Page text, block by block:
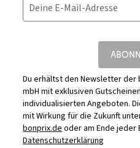
Deine E-Mail-Adresse
Du erhältst den Newsletter der
mbH mit exklusiven
individualisierten Angeboten.
mit Wirkung für die Zukunft
bonprix.deoder am Ende jeder
Datenschutzerklärung